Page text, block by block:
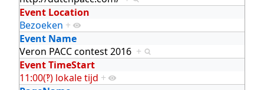
Event Location
Bezoeken +
Event Name
Veron PACC contest 2016 +
Event TimeStart
11:00(‽) lokale tijd +